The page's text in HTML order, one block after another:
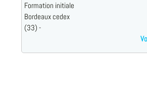
Formation initiale
Bordeaux cedex
(33) -